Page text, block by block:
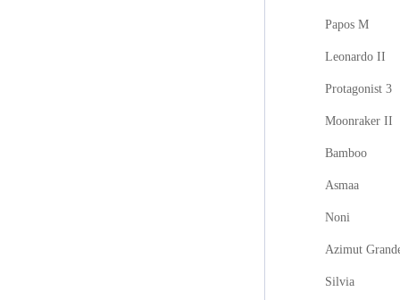
Papos M
Leonardo II
Protagonist 3
Moonraker II
Bamboo
Asmaa
Noni
Azimut
Silvia